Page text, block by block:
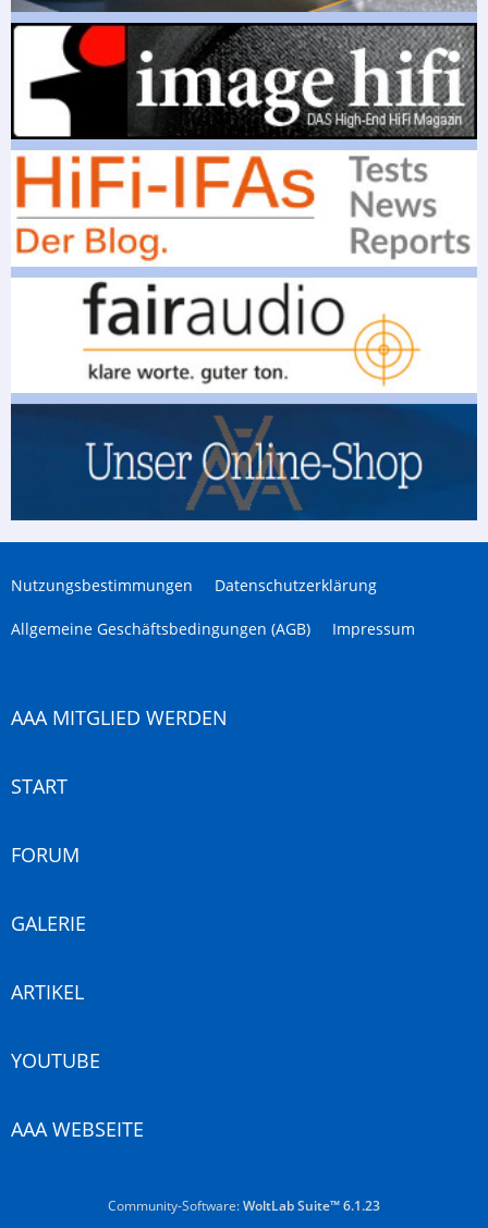
Nutzungsbestimmungen Datenschutzerklärung
Allgemeine Geschäftsbedingungen (AGB) Impressum
AAA MITGLIED WERDEN
START
FORUM
GALERIE
ARTIKEL
YOUTUBE
AAA WEBSEITE
Community-Software:WoltLab Suite™ 6.1.23